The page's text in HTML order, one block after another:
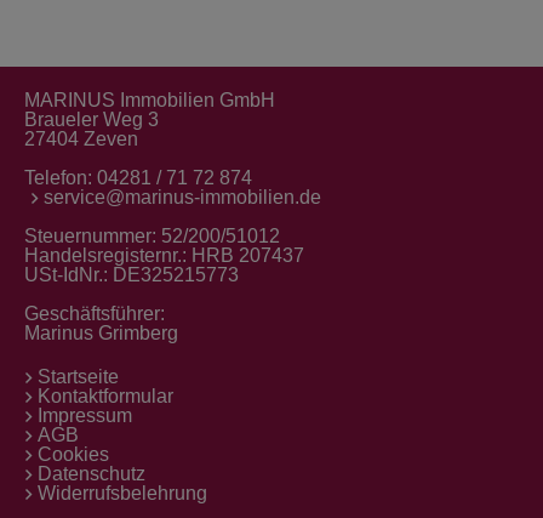
MARINUS Immobilien GmbH
Braueler Weg 3
27404 Zeven
Telefon: 04281 / 71 72 874
service@marinus-immobilien.de
Steuernummer: 52/200/51012
Handelsregisternr.: HRB 207437
USt-IdNr.: DE325215773
Geschäftsführer:
Marinus Grimberg
Startseite
Kontaktformular
Impressum
AGB
Cookies
Datenschutz
Widerrufsbelehrung